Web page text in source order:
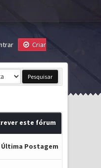
Criar
este fórum
Última Postagem